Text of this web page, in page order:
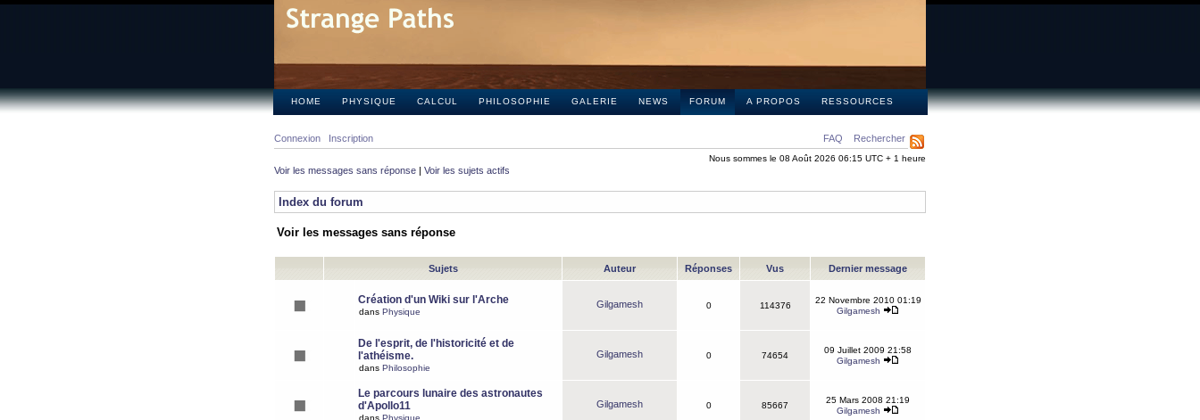
HOME PHYSIQUE CALCUL PHILOSOPHIE GALERIE NEWS FORUM A PROPOS RESSOURCES
FAQ Rechercher
Connexion Inscription
Nous sommes le 08 Août 2026 06:15 UTC + 1 heure
Voir les messages sans réponse | Voir les sujets actifs
Index du forum
Voir les messages sans réponse
Sujets Auteur Réponses Vus Dernier message
Création d'un Wiki sur l'Arche
dans Physique
Gilgamesh 0 114376
22 Novembre 2010 01:19
Gilgamesh
De l'esprit, de l'historicité et de
l'athéisme.
dans Philosophie
Gilgamesh 0 74654
09 Juillet 2009 21:58
Gilgamesh
Le parcours lunaire des astronautes
d'Apollo11
dans Physique
Gilgamesh 0 85667
25 Mars 2008 21:19
Gilgamesh